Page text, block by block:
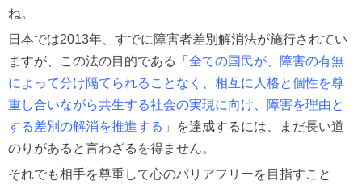
ね。
日本では2013年、すでに障害者差別解消法が施行されてい
ますが、この法の目的である「 全ての国民が、障害の有無
によって分け隔てられることなく、相互に人格と個性を尊
重し合いながら共生する社会の実現に向け、障害を理由と
する差別の解消を推進する 」を達成するには、まだ長い道
のりがあると言わざるを得ません。
それでも相手を尊重して心のバリアフリーを目指すこと